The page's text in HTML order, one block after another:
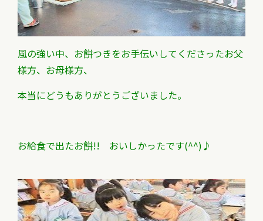
風の強い中、お餅つきをお手伝いしてくださったお父
様方、 お母様方、
本当にどうもありがとうございました。
お給食で出たお餅!! おいしかったです(^^)♪